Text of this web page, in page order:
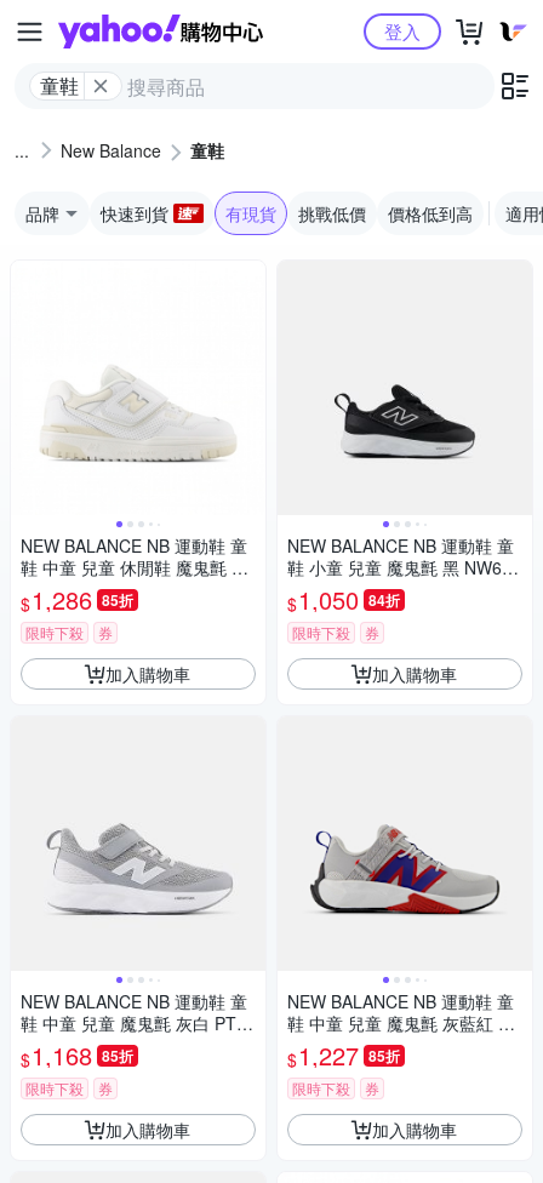
Yahoo購物中心
童鞋
登入
New Balance 童鞋
品牌 快速到貨 有現貨 挑戰低價 價格低到高 適
NEW BALANCE NB 運動鞋 童
鞋 中童 兒童 休閒鞋 魔鬼氈 奶
油白 PHB550BK-M楦
$1,286 85折
限時下殺 券
加入購物車
NEW BALANCE NB 運動鞋 童
鞋 中童 兒童 魔鬼氈 灰白 PT62
5ED-W楦
$1,168 85折
限時下殺 券
加入購物車
NEW BALANCE NB 運動鞋 童
鞋 小童 兒童 魔鬼氈 黑 NW625
BK-W楦
$1,050 84折
限時下殺 券
加入購物車
NEW BALANCE NB 運動鞋 童
鞋 中童 兒童 魔鬼氈 灰藍紅 PT
FCYAM-W楦
$1,227 85折
限時下殺 券
加入購物車